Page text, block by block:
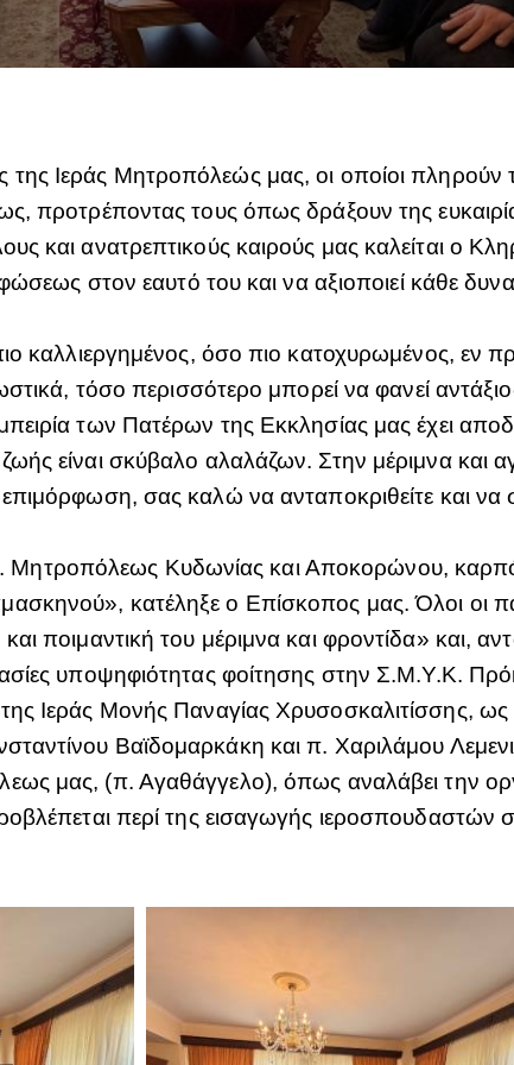
Ιεράς Μητροπόλεώς μας, οι οποίοι πληρούν
προτρέποντας τους όπως δράξουν της
και ανατρεπτικούς καιρούς μας καλείται ο
στον εαυτό του και να αξιοποιεί κάθε
καλλιεργημένος, όσο πιο κατοχυρωμένος, εν
τόσο περισσότερο μπορεί να φανεί
των Πατέρων της Εκκλησίας μας έχει
είναι σκύβαλο αλαλάζων. Στην μέριμνα και
σας καλώ να ανταποκριθείτε και να
Μητροπόλεως Κυδωνίας και Αποκορώνου,
κατέληξε ο Επίσκοπος μας. Όλοι οι
ποιμαντική του μέριμνα και φροντίδα» και,
υποψηφιότητας φοίτησης στην Σ.Μ.Υ.Κ.
Ιεράς Μονής Παναγίας Χρυσοσκαλιτίσσης, ως
Βαϊδομαρκάκη και π. Χαριλάμου
μας, (π. Αγαθάγγελο), όπως αναλάβει την
περί της εισαγωγής ιεροσπουδαστών